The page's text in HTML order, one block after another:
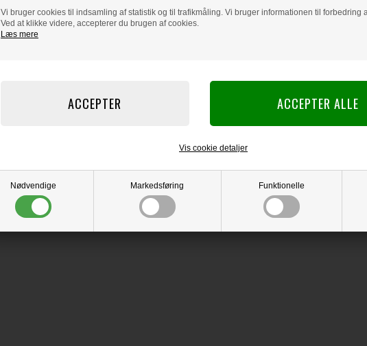
Vi bruger cookies til indsamling af statistik og til trafikmåling. Vi bruger informationen til forbedring
Ved at klikke videre, accepterer du brugen af cookies.
Læs mere
Nødvendige Markedsføring Funktionelle
Vis cookie detaljer